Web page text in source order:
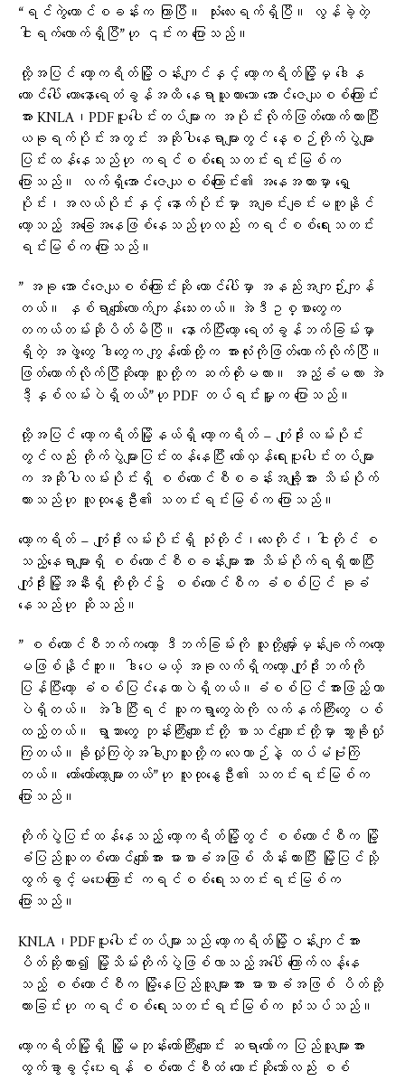
“ရင်ကွဲတောင်စခန်းက ကြာပြီ။ သုံးလေးရက်ရှိပြီ။ လွန်ခဲ့တဲ့
ငါးရက်လောက်ရှိပြီ”ဟု ၎င်းက ပြောသည်။
ထို့အပြင် ကော့ကရိတ်မြို့ဝန်းကျင်နှင့် ကော့ကရိတ်မြို့မှ ဒေါန
တောင်ပေါ် တောနောရေတံခွန်အထိ နေရာယူထားသော အောင်ဇေယျစစ်ကြောင်း
အား KNLA၊PDFပူးပေါင်းတပ်များက အပိုင်းလိုက်ဖြတ်တောက်ထားပြီး
ယခုရက်ပိုင်းအတွင်း အဆိုပါနေရာများတွင် နေ့စဉ်တိုက်ပွဲများ
ပြင်းထန်နေသည်ဟု ကရင်စစ်ရေးသတင်းရင်းမြစ်က
ပြောသည်။ လက်ရှိအောင်ဇေယျစစ်ကြောင်း၏ အနေအထားမှာ ရှေ့
ပိုင်း၊အလယ်ပိုင်းနှင့် နောက်ပိုင်းမှာ အချင်းချင်းမကူနိုင်
တော့သည့် အခြေအနေဖြစ်နေသည်ဟုလည်း ကရင်စစ်ရေးသတင်း
ရင်းမြစ်က ပြောသည်။
” အခု အောင်ဇေယျစစ်ကြောင်းဆို တောင်ပေါ်မှာ အနည်းအကျဉ်းကျန်
တယ်။ နှစ်ရာကျော်လောက်ကျန်သေးတယ်။အဲဒီဥစ္စာတွေက
တကယ်တမ်းဆိုပိတ်မိပြီ။ နောက်ပြီး‌တော့ ရေတံခွန်ဘက်ခြမ်းမှာ
ရှိတဲ့ အဖွဲ့တွေ ဒါတွေက ကျွန်တော်တို့က အားလုံးကိုဖြတ်တောက်လိုက်ပြီ။
ဖြတ်တောက်လိုက်ပြီဆိုတော့ သူတို့က ဆက်တိုးမလား။ အညံ့ခံမလား အဲ
ဒီ့နှစ်လမ်းပဲရှိတယ်”ဟု PDF တပ်ရင်းမှူးက ပြောသည်။
ထို့အပြင် ကော့ကရိတ်မြို့နယ်ရှိ ကော့ကရိတ် − ကျုံဒိုးလမ်းပိုင်း
တွင်လည်း တိုက်ပွဲများပြင်းထန်နေပြီး တော်လှန်ရေးပူးပေါင်းတပ်များ
က အဆိုပါလမ်းပိုင်းရှိ စစ်ကောင်စီစခန်းအချို့အား သိမ်းပိုက်
ထားသည်ဟု လူထုနွေဦး၏ သတင်းရင်းမြစ်က ပြောသည်။
ကော့ကရိတ် − ကျုံဒိုးလမ်းပိုင်းရှိ သုံးတိုင်၊လေးတိုင်၊ငါးတိုင် စ
သည့်နေရာများရှိ စစ်ကောင်စီစခန်းများအား သိမ်းပိုက်ရရှိထားပြီး
ကျုံဒိုးမြို့အနီးရှိ ကိုးတိုင်၌ စစ်ကောင်စီက ခံစစ်ပြင် ခုခံ
နေသည်ဟု ဆိုသည်။
” စစ်ကောင်စီဘက်ကတော့ ဒီဘက်ခြမ်းကို သူတို့မျှော်မှန်းချက်ကတော့
မဖြစ်နိုင်ဘူး။ ဒါပေမယ့် အခုလက်ရှိကတော့ ကျုံဒိုးဘက်ကို
ပြန်ပြီးတော့ ခံစစ်ပြင်နေတာပဲရှိတယ်။ခံစစ်ပြင်အားဖြည့်တာ
ပဲရှိတယ်။ အဲဒါပြီးရင် သူကရွာတွေထဲကို လက်နက်ကြီးတွေ ပစ်
ထည့်တယ်။ ရွာသားတွေ ဘုန်းကြီးကျောင်းတို့ စာသင်ကျောင်းတို့မှာ သွားခိုလှုံ
ကြတယ်။ခိုလှုံကြတဲ့အခါကျသူတို့က လေယာဉ်နဲ့ ထပ်မံဗုံးကြဲ
တယ်။ တော်တော်တော့များတယ်”ဟု လူထုနွေဦး၏ သတင်းရင်းမြစ်က
ပြောသည်။
တိုက်ပွဲပြင်းထန်နေသည့် ကော့ကရိတ်မြို့တွင် စစ်ကောင်စီက မြို့
ခံပြည်သူတစ်ထောင်ကျော်အား ဓားစာခံအဖြစ် ထိန်းထားပြီး မြို့ပြင်သို့
ထွက်ခွင့်မပေးကြောင်း ကရင်စစ်ရေးသတင်းရင်းမြစ်က
ပြောသည်။
KNLA၊PDFပူးပေါင်းတပ်များသည် ကော့ကရိတ်မြို့ဝန်းကျင်အား
ပိတ်ဆို့ထား၍ မြို့သိမ်းတိုက်ပွဲဖြစ်လာသည့်အပေါ် ကြောက်လန့်နေ
သည့် စစ်ကောင်စီက မြို့နေပြည်သူများအား ဓားစာခံအဖြစ် ပိတ်ဆို့
ထားခြင်းဟု ကရင်စစ်ရေးသတင်းရင်းမြစ်က သုံးသပ်သည်။
ကော့ကရိတ်မြို့ရှိ မြို့မဘုန်းတော်ကြီးကျောင်း ဆရာတော်က ပြည်သူများအား
ထွက်ခွာခွင့်ပေးရန် စစ်ကောင်စီထံ တောင်းဆိုသော်လည်း စစ်